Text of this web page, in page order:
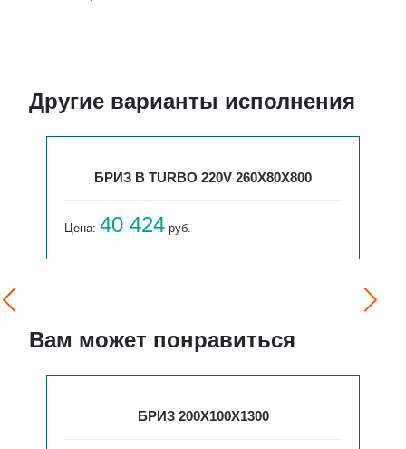
Другие варианты исполнения
260Х80Х800 БРИЗ В TURBO 220V
Вам может понравиться
БРИЗ 200Х100Х1300